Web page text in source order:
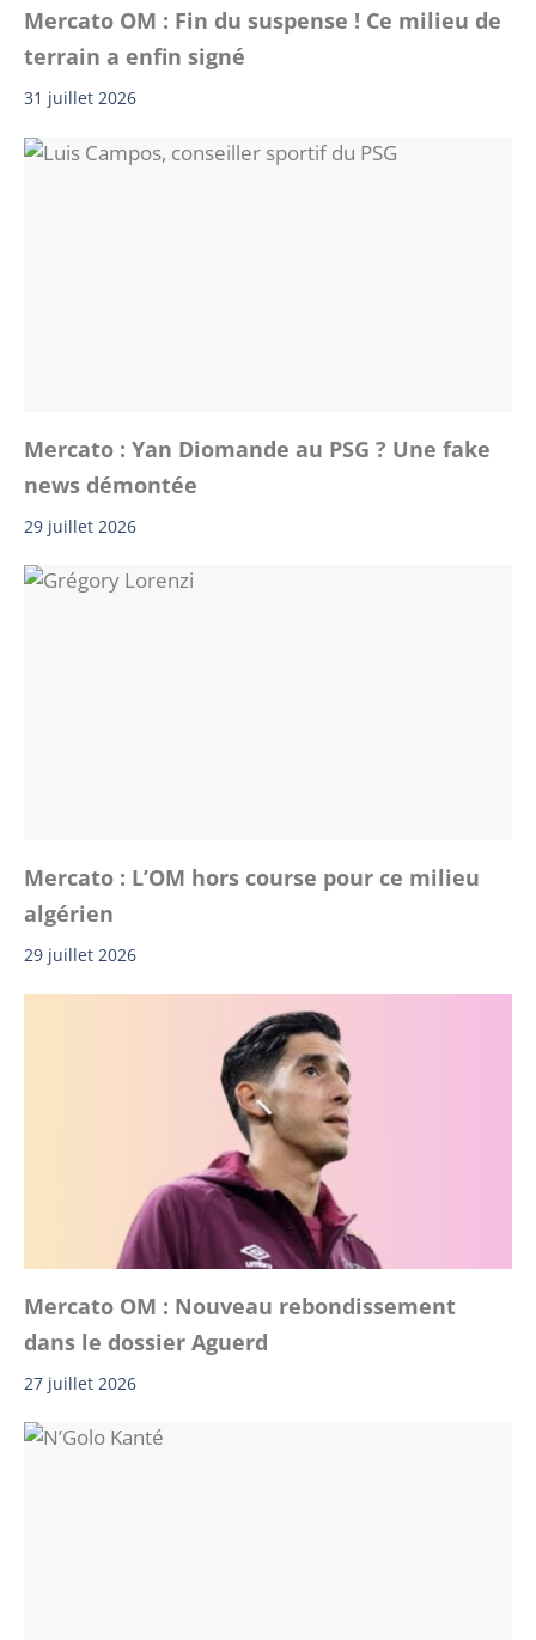
Mercato OM : Fin du suspense ! Ce milieu de
terrain a enfin signé
31 juillet 2026
Mercato : Yan Diomande au PSG ? Une fake
news démontée
29 juillet 2026
Mercato : L’OM hors course pour ce milieu
algérien
29 juillet 2026
Mercato OM : Nouveau rebondissement
dans le dossier Aguerd
27 juillet 2026